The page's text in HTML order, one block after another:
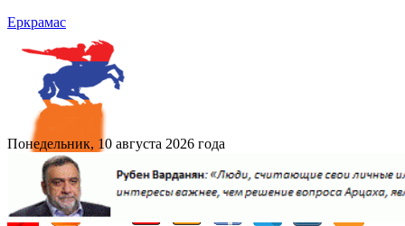
Еркрамас
Понедельник, 10 августа 2026 года